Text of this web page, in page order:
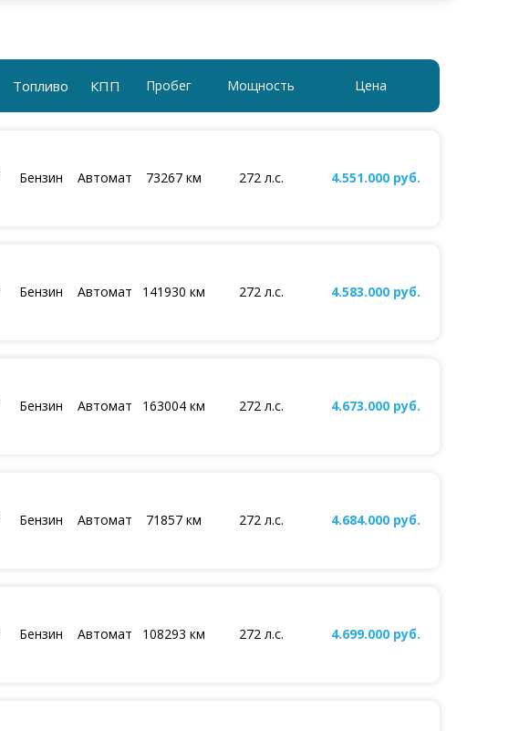
Топливо КПП Пробег Мощность Цена
Бензин Автомат 73267 км 272 л.с. 4.551.000 руб.
Бензин Автомат 141930 км 272 л.с. 4.583.000 руб.
Бензин Автомат 163004 км 272 л.с. 4.673.000 руб.
Бензин Автомат 71857 км 272 л.с. 4.684.000 руб.
Бензин Автомат 108293 км 272 л.с. 4.699.000 руб.